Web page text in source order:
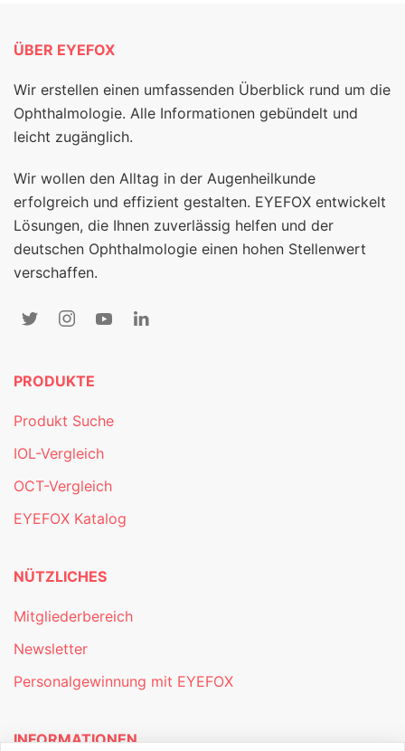
ÜBER EYEFOX
Wir erstellen einen umfassenden Überblick rund um die
Ophthalmologie. Alle Informationen gebündelt und
leicht zugänglich.
Wir wollen den Alltag in der Augenheilkunde
erfolgreich und effizient gestalten. EYEFOX entwickelt
Lösungen, die Ihnen zuverlässig helfen und der
deutschen Ophthalmologie einen hohen Stellenwert
verschaffen.
PRODUKTE
Produkt Suche
IOL-Vergleich
OCT-Vergleich
EYEFOX Katalog
NÜTZLICHES
Mitgliederbereich
Newsletter
Personalgewinnung mit EYEFOX
INFORMATIONEN